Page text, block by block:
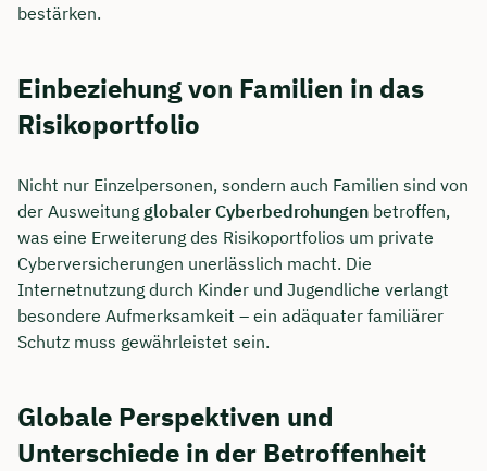
bestärken.
Einbeziehung von Familien in das
Risikoportfolio
Nicht nur Einzelpersonen, sondern auch Familien sind von
der Ausweitung globaler Cyberbedrohungen betroffen,
was eine Erweiterung des Risikoportfolios um private
Cyberversicherungen unerlässlich macht. Die
Internetnutzung durch Kinder und Jugendliche verlangt
besondere Aufmerksamkeit – ein adäquater familiärer
Schutz muss gewährleistet sein.
Globale Perspektiven und
Unterschiede in der Betroffenheit